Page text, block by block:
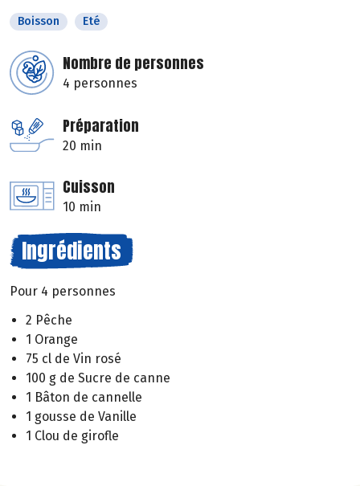
Boisson Eté
Nombre de personnes
4 personnes
Préparation
20 min
Cuisson
10 min
Ingrédients
Pour 4 personnes
2 Pêche
1 Orange
75 cl de Vin rosé
100 g de Sucre de canne
1 Bâton de cannelle
1 gousse de Vanille
1 Clou de girofle